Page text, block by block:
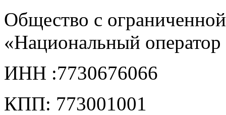
Общество с
«Национальный
ИНН :7730676066
КПП: 773001001